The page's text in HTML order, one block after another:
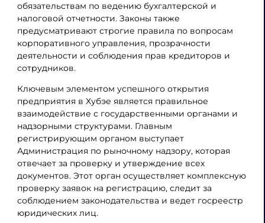
обязательствам по ведению бухгалтерской и
налоговой отчетности. Законы также
предусматривают строгие правила по вопросам
корпоративного управления, прозрачности
деятельности и соблюдения прав кредиторов и
сотрудников.
Ключевым элементом успешного открытия
предприятия в Хубэе является правильное
взаимодействие с государственными органами и
надзорными структурами. Главным
регистрирующим органом выступает
Администрация по рыночному надзору, которая
отвечает за проверку и утверждение всех
документов. Этот орган осуществляет комплексную
проверку заявок на регистрацию, следит за
соблюдением законодательства и ведет госреестр
юридических лиц.